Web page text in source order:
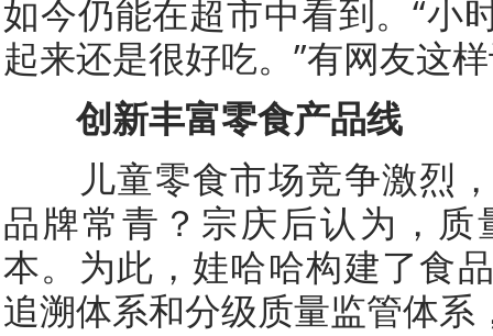
如今仍能在超市中看到。“小
起来还是很好吃。”有网友这
创新丰富零食产品线
儿童零食市场竞争激烈，
品牌常青？宗庆后认为，
本。为此，娃哈哈构建了食
追溯体系和分级质量监管体